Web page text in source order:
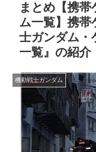
まとめ【携
ム一覧】携帯
士ガンダム・
一覧』の紹介
機動戦士ガンダム